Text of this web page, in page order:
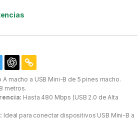
A macho a USB Mini-B de 5 pines macho.
metros.
Hasta 480 Mbps (USB 2.0 de Alta
Ideal para conectar dispositivos USB Mini-B a